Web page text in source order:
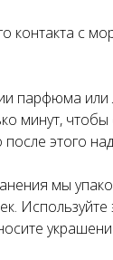
контакта с
парфюма или
минут,
после этого
мы
Используйте